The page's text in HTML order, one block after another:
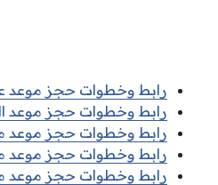
رابط وخطوات حجز موعد
رابط وخطوات حجز موعد
رابط وخطوات حجز
رابط وخطوات حجز موعد
رابط وخطوات حجز موعد